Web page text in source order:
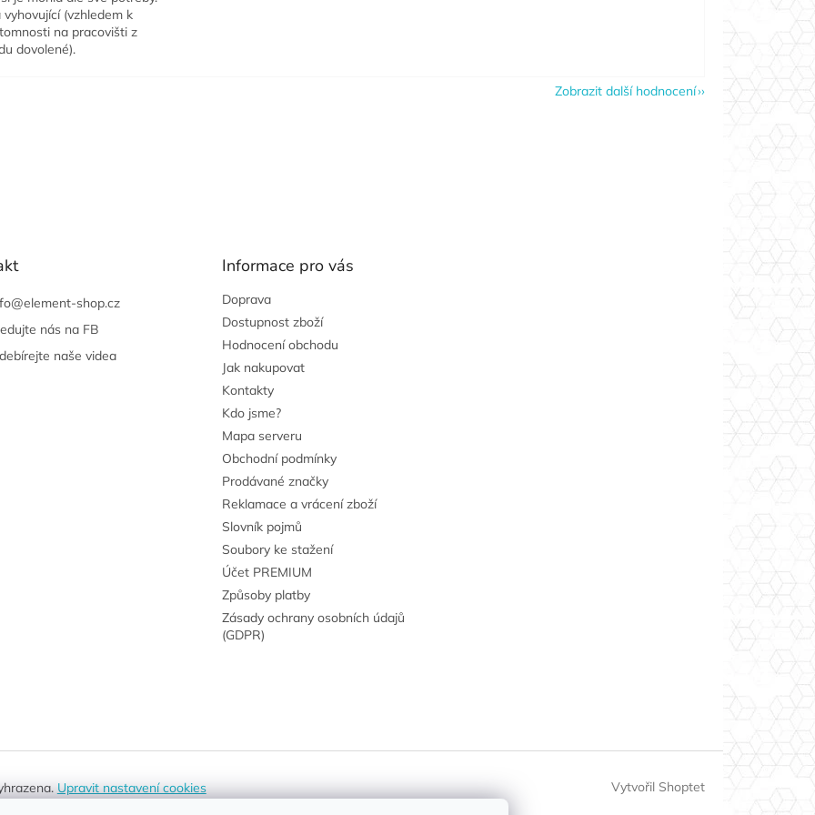
vyhovující (vzhledem k
na pracovišti z
dovolené).
Zobrazit další hodnocení
@element-shop.cz
nás na FB
naše videa
Informace pro vás
Doprava
Dostupnost zboží
Hodnocení obchodu
Jak nakupovat
Kontakty
Kdo jsme?
Mapa serveru
Obchodní podmínky
Prodávané značky
Reklamace a vrácení zboží
Slovník pojmů
Soubory ke stažení
Účet PREMIUM
Způsoby platby
Zásady ochrany osobních údajů
(GDPR)
Vytvořil Shoptet
Upravit nastavení cookies